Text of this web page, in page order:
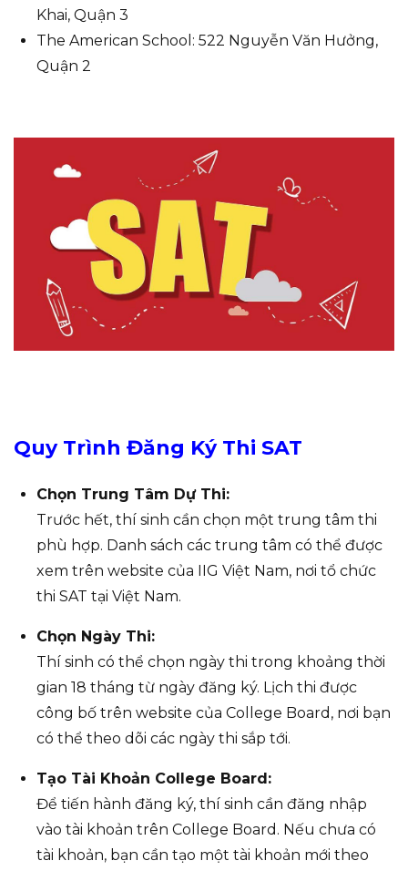
Khai, Quận 3
The American School: 522 Nguyễn Văn Hưởng,
Quận 2
Quy Trình Đăng Ký Thi SAT
Chọn Trung Tâm Dự Thi:
Trước hết, thí sinh cần chọn một trung tâm thi
phù hợp. Danh sách các trung tâm có thể được
xem trên website của IIG Việt Nam, nơi tổ chức
thi SAT tại Việt Nam.
Chọn Ngày Thi:
Thí sinh có thể chọn ngày thi trong khoảng thời
gian 18 tháng từ ngày đăng ký. Lịch thi được
công bố trên website của College Board, nơi bạn
có thể theo dõi các ngày thi sắp tới.
Tạo Tài Khoản College Board:
Để tiến hành đăng ký, thí sinh cần đăng nhập
vào tài khoản trên College Board. Nếu chưa có
tài khoản, bạn cần tạo một tài khoản mới theo